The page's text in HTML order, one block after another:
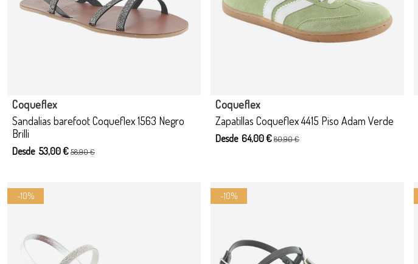
Sandalias barefoot Coqueflex 1563 Negro
Brilli
Coqueflex
Desde 53,00 €58,90 €
Zapatillas Coqueflex 4415 Piso Adam Verde
Coqueflex
Desde 64,00 €80,90 €
-10% -10%